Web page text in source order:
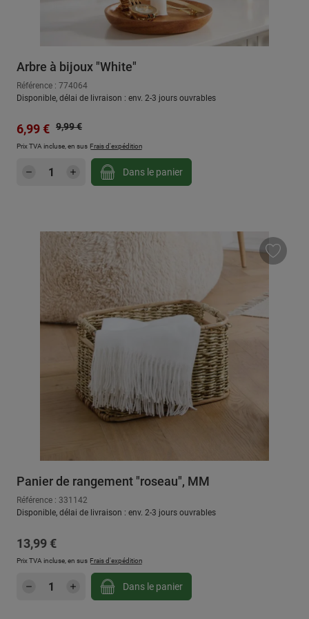
Arbre à bijoux "White"
Référence : 774064
Disponible, délai de livraison : env. 2-3 jours ouvrables
Prix de vente :
6,99 € Prix régulier :
9,99 €
Prix TVA incluse, en sus Frais d'expédition
Quantité de produit : Entrez la quantité
Dans le panier
Panier de rangement "roseau", MM
Référence : 331142
Disponible, délai de livraison : env. 2-3 jours ouvrables
Prix régulier :
13,99 €
Prix TVA incluse, en sus Frais d'expédition
Quantité de produit : Entrez la quantité
Dans le panier